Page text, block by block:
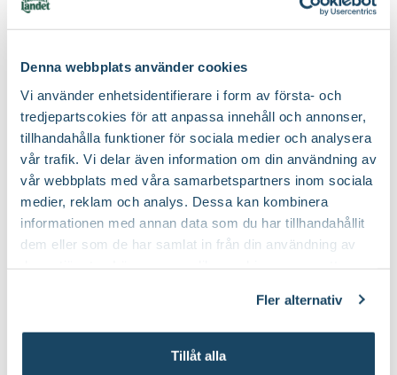
Denna webbplats använder cookies
Vi använder enhetsidentifierare i form av första- och
tredjepartscokies för att anpassa innehåll och annonser,
tillhandahålla funktioner för sociala medier och analysera
vår trafik. Vi delar även information om din användning av
vår webbplats med våra samarbetspartners inom sociala
medier, reklam och analys. Dessa kan kombinera
informationen med annan data som du har tillhandahållit
dem eller som de har samlat in från din användning av
Fler alternativ
Tillåt alla
k...
Produktspecifikation
Krukstorlek 24 cm
Leveranshöjd 90 - 100 cm Hur vi mäter leveranshöjd på växter
Växtsätt Upprätt
Skötselråd
Läge Sol
Behöver regelbunden vattning
Köp till för ett lyckat resultat
2 för 160:-